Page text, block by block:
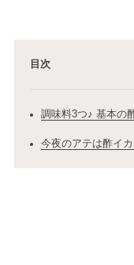
目次
調味料3つ♪ 基本の
今夜のアテは酢イ